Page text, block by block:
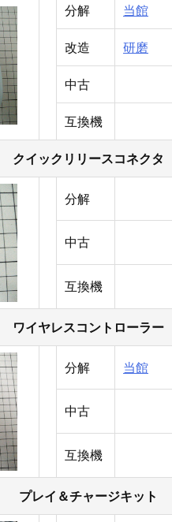
分解 当館
改造 研磨
中古
互換機
クイックリリースコネクタ
分解
中古
互換機
ワイヤレスコントローラー
分解 当館
中古
互換機
プレイ＆チャージキット